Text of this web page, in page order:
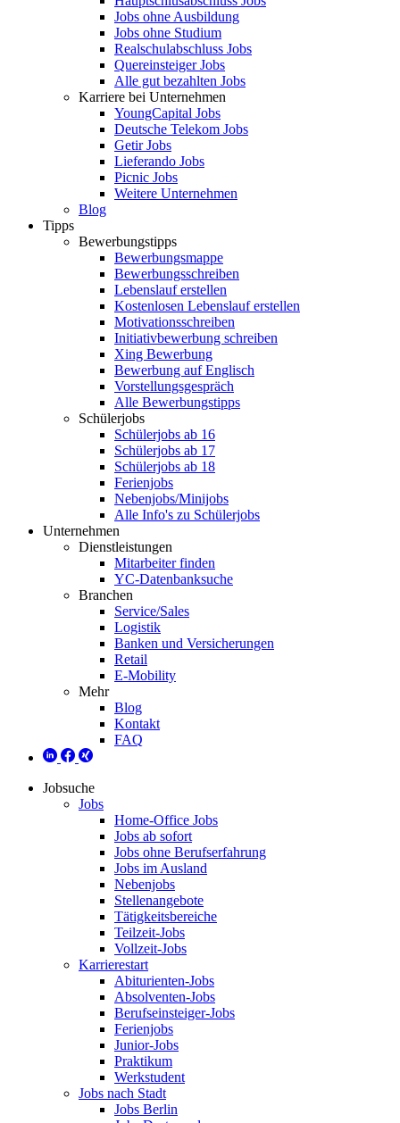
Jobs ohne Ausbildung
Jobs ohne Studium
Realschulabschluss Jobs
Quereinsteiger Jobs
Alle gut bezahlten Jobs
Karriere bei Unternehmen
YoungCapital Jobs
Deutsche Telekom Jobs
Getir Jobs
Lieferando Jobs
Picnic Jobs
Weitere Unternehmen
Blog
Tipps
Bewerbungstipps
Bewerbungsmappe
Bewerbungsschreiben
Lebenslauf erstellen
Kostenlosen Lebenslauf erstellen
Motivationsschreiben
Initiativbewerbung schreiben
Xing Bewerbung
Bewerbung auf Englisch
Vorstellungsgespräch
Alle Bewerbungstipps
Schülerjobs
Schülerjobs ab 16
Schülerjobs ab 17
Schülerjobs ab 18
Ferienjobs
Nebenjobs/Minijobs
Alle Info's zu Schülerjobs
Unternehmen
Dienstleistungen
Mitarbeiter finden
YC-Datenbanksuche
Branchen
Service/Sales
Logistik
Banken und Versicherungen
Retail
E-Mobility
Mehr
Blog
Kontakt
FAQ
Jobsuche
Jobs
Home-Office Jobs
Jobs ab sofort
Jobs ohne Berufserfahrung
Jobs im Ausland
Nebenjobs
Stellenangebote
Tätigkeitsbereiche
Teilzeit-Jobs
Vollzeit-Jobs
Karrierestart
Abiturienten-Jobs
Absolventen-Jobs
Berufseinsteiger-Jobs
Ferienjobs
Junior-Jobs
Praktikum
Werkstudent
Jobs nach Stadt
Jobs Berlin